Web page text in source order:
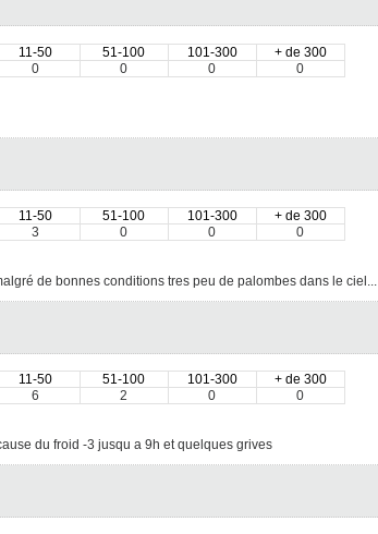
11-50 51-100 101-300
+ de 300
0 0 0
0
11-50 51-100 101-300
+ de 300
3 0 0
0
de bonnes conditions tres peu de palombes dans le ciel...
11-50 51-100 101-300
+ de 300
6 2 0
0
du froid -3 jusqu a 9h et quelques grives